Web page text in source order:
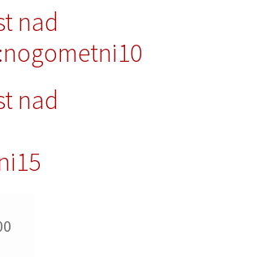
nad
nad